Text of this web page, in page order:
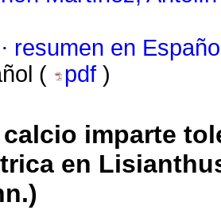
· resumen en
(
pdf )
calcio imparte
en